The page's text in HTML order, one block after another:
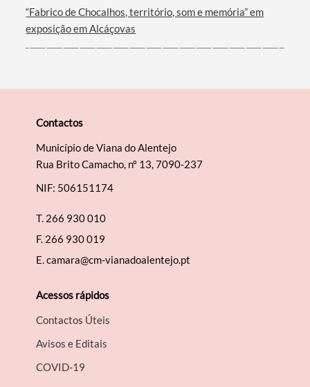
“Fabrico de Chocalhos, território, som e memória” em
exposição em Alcáçovas
Contactos
Município de Viana do Alentejo
Rua Brito Camacho, nº 13, 7090-237
NIF: 506151174
T. 266 930 010
F. 266 930 019
E.camara@cm-vianadoalentejo.pt
Acessos rápidos
Contactos Úteis
Avisos e Editais
COVID-19